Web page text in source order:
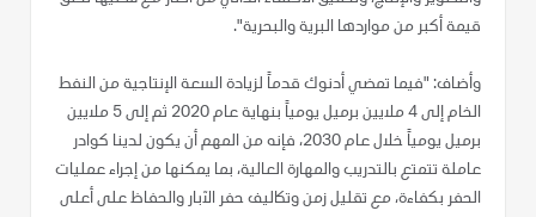
قيمة أكبر من مواردها البرية والبحرية".
وأضاف: "فيما تمضي أدنوك قدماً لزيادة السعة الإنتاجية من النفط
الخام إلى 4 ملايين برميل يومياً بنهاية عام 2020 ثم إلى 5 ملايين
برميل يومياً خلال عام 2030، فإنه من المهم أن يكون لدينا كوادر
عاملة تتمتع بالتدريب والمهارة العالية، بما يمكنها من إجراء عمليات
الحفر بكفاءة، مع تقليل زمن وتكاليف حفر الآبار والحفاظ على أعلى